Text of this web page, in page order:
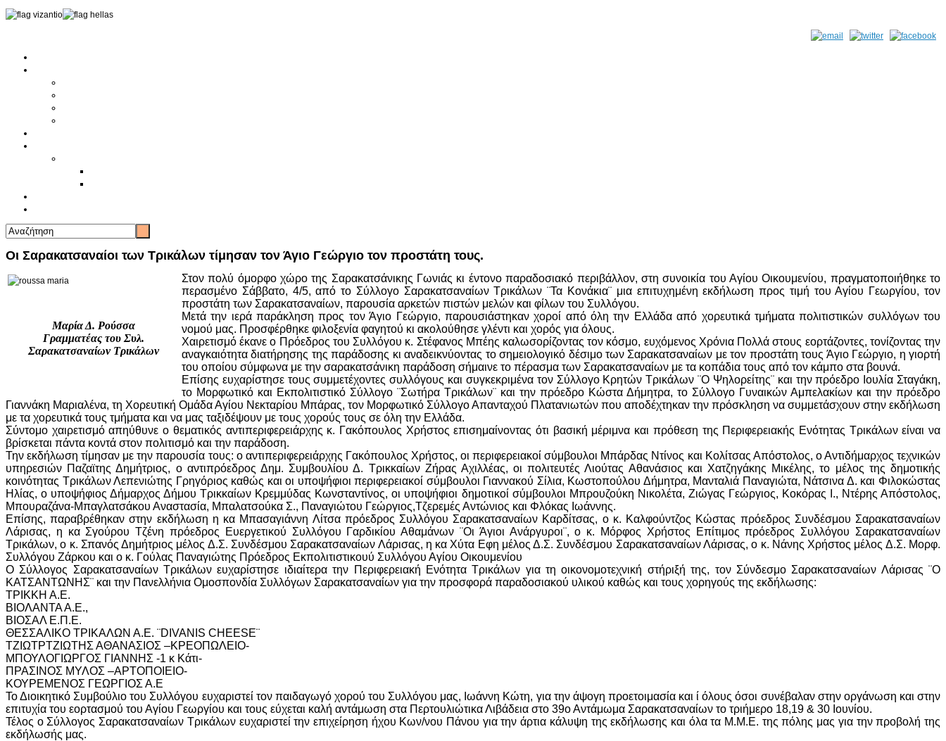
Οι Σαρακατσαναίοι των Τρικάλων τίμησαν τον Άγιο Γεώργιο τον προστάτη τους.
Μαρία Δ. Ρούσσα
Γραμματέας του Συλ.
Σαρακατσαναίων Τρικάλων
Στον πολύ όμορφο χώρο της Σαρακατσάνικης Γωνιάς κι έντονο παραδοσιακό περιβάλλον, στη συνοικία του Αγίου Οικουμενίου, πραγματοποιήθηκε το
περασμένο Σάββατο, 4/5, από το Σύλλογο Σαρακατσαναίων Τρικάλων ¨Τα Kονάκια¨ μια επιτυχημένη εκδήλωση προς τιμή του Αγίου Γεωργίου, τον
προστάτη των Σαρακατσαναίων, παρουσία αρκετών πιστών μελών και φίλων του Συλλόγου.
Μετά την ιερά παράκληση προς τον Άγιο Γεώργιο, παρουσιάστηκαν χοροί από όλη την Ελλάδα από χορευτικά τμήματα πολιτιστικών συλλόγων του
νομού μας. Προσφέρθηκε φιλοξενία φαγητού κι ακολούθησε γλέντι και χορός για όλους.
Χαιρετισμό έκανε ο Πρόεδρος του Συλλόγου κ. Στέφανος Μπέης καλωσορίζοντας τον κόσμο, ευχόμενος Χρόνια Πολλά στους εορτάζοντες, τονίζοντας την
αναγκαιότητα διατήρησης της παράδοσης κι αναδεικνύοντας το σημειολογικό δέσιμο των Σαρακατσαναίων με τον προστάτη τους Άγιο Γεώργιο, η γιορτή
του οποίου σύμφωνα με την σαρακατσάνικη παράδοση σήμαινε το πέρασμα των Σαρακατσαναίων με τα κοπάδια τους από τον κάμπο στα βουνά.
Επίσης ευχαρίστησε τους συμμετέχοντες συλλόγους και συγκεκριμένα τον Σύλλογο Κρητών Τρικάλων ¨Ο Ψηλορείτης¨ και την πρόεδρο Ιουλία Σταγάκη,
το Μορφωτικό και Εκπολιτιστικό Σύλλογο ¨Σωτήρα Τρικάλων¨ και την πρόεδρο Κώστα Δήμητρα, το Σύλλογο Γυναικών Αμπελακίων και την πρόεδρο
Γιαννάκη Μαριαλένα, τη Χορευτική Ομάδα Αγίου Νεκταρίου Μπάρας, τον Μορφωτικό Σύλλογο Απανταχού Πλατανιωτών που αποδέχτηκαν την πρόσκληση να συμμετάσχουν στην εκδήλωση
με τα χορευτικά τους τμήματα και να μας ταξιδέψουν με τους χορούς τους σε όλη την Ελλάδα.
Σύντομο χαιρετισμό απηύθυνε ο θεματικός αντιπεριφερειάρχης κ. Γακόπουλος Χρήστος επισημαίνοντας ότι βασική μέριμνα και πρόθεση της Περιφερειακής Ενότητας Τρικάλων είναι να
βρίσκεται πάντα κοντά στον πολιτισμό και την παράδοση.
Την εκδήλωση τίμησαν με την παρουσία τους: ο αντιπεριφερειάρχης Γακόπουλος Χρήστος, οι περιφερειακοί σύμβουλοι Μπάρδας Ντίνος και Κολίτσας Απόστολος, ο Αντιδήμαρχος τεχνικών
υπηρεσιών Παζαϊτης Δημήτριος, ο αντιπρόεδρος Δημ. Συμβουλίου Δ. Τρικκαίων Ζήρας Αχιλλέας, οι πολιτευτές Λιούτας Αθανάσιος και Χατζηγάκης Μικέλης, το μέλος της δημοτικής
κοινότητας Τρικάλων Λεπενιώτης Γρηγόριος καθώς και οι υποψήφιοι περιφερειακοί σύμβουλοι Γιαννακού Σίλια, Κωστοπούλου Δήμητρα, Μανταλιά Παναγιώτα, Νάτσινα Δ. και Φιλοκώστας
Ηλίας, ο υποψήφιος Δήμαρχος Δήμου Τρικκαίων Κρεμμύδας Κωνσταντίνος, οι υποψήφιοι δημοτικοί σύμβουλοι Μπρουζούκη Νικολέτα, Ζιώγας Γεώργιος, Κοκόρας Ι., Ντέρης Απόστολος,
Μπουραζάνα-Μπαγλατσάκου Αναστασία, Μπαλατσούκα Σ., Παναγιώτου Γεώργιος,Τζερεμές Αντώνιος και Φλόκας Ιωάννης.
Επίσης, παραβρέθηκαν στην εκδήλωση η κα Μπασαγιάννη Λίτσα πρόεδρος Συλλόγου Σαρακατσαναίων Καρδίτσας, ο κ. Καλφούντζος Κώστας πρόεδρος Συνδέσμου Σαρακατσαναίων
Λάρισας, η κα Σγούρου Τζένη πρόεδρος Ευεργετικού Συλλόγου Γαρδικίου Αθαμάνων ¨Οι Άγιοι Ανάργυροι¨, ο κ. Μόρφος Χρήστος Επίτιμος πρόεδρος Συλλόγου Σαρακατσαναίων
Τρικάλων, ο κ. Σπανός Δημήτριος μέλος Δ.Σ. Συνδέσμου Σαρακατσαναίων Λάρισας, η κα Χύτα Εφη μέλος Δ.Σ. Συνδέσμου Σαρακατσαναίων Λάρισας, ο κ. Νάνης Χρήστος μέλος Δ.Σ. Μορφ.
Συλλόγου Ζάρκου και ο κ. Γούλας Παναγιώτης Πρόεδρος Εκπολιτιστικουύ Συλλόγου Αγίου Οικουμενίου
Ο Σύλλογος Σαρακατσαναίων Τρικάλων ευχαρίστησε ιδιαίτερα την Περιφερειακή Ενότητα Τρικάλων για τη οικονομοτεχνική στήριξή της, τον Σύνδεσμο Σαρακατσαναίων Λάρισας ¨Ο
ΚΑΤΣΑΝΤΩΝΗΣ¨ και την Πανελλήνια Ομοσπονδία Συλλόγων Σαρακατσαναίων για την προσφορά παραδοσιακού υλικού καθώς και τους χορηγούς της εκδήλωσης:
ΤΡΙΚΚΗ Α.Ε.
ΒΙΟΛΑΝΤΑ Α.Ε.,
ΒΙΟΣΑΛ Ε.Π.Ε.
ΘΕΣΣΑΛΙΚΟ ΤΡΙΚΑΛΩΝ Α.Ε. ¨DIVANIS CHEESE¨
ΤΖΙΩΤΡΤΖΙΩΤΗΣ ΑΘΑΝΑΣΙΟΣ –ΚΡΕΟΠΩΛΕΙΟ-
ΜΠΟΥΛΟΓΙΩΡΓΟΣ ΓΙΑΝΝΗΣ -1 κ Κάτι-
ΠΡΑΣΙΝΟΣ ΜΥΛΟΣ –ΑΡΤΟΠΟΙΕΙΟ-
ΚΟΥΡΕΜΕΝΟΣ ΓΕΩΡΓΙΟΣ Α.Ε
Το Διοικητικό Συμβούλιο του Συλλόγου ευχαριστεί τον παιδαγωγό χορού του Συλλόγου μας, Ιωάννη Κώτη, για την άψογη προετοιμασία και ί όλους όσοι συνέβαλαν στην οργάνωση και στην
επιτυχία του εορτασμού του Αγίου Γεωργίου και τους εύχεται καλή αντάμωση στα Περτουλιώτικα Λιβάδεια στο 39ο Αντάμωμα Σαρακατσαναίων το τριήμερο 18,19 & 30 Ιουνίου.
Τέλος ο Σύλλογος Σαρακατσαναίων Τρικάλων ευχαριστεί την επιχείρηση ήχου Κων/νου Πάνου για την άρτια κάλυψη της εκδήλωσης και όλα τα Μ.Μ.Ε. της πόλης μας για την προβολή της
εκδήλωσής μας.